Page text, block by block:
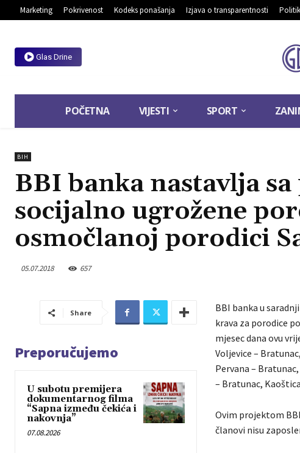
Marketing Pokrivenost Kodeks ponašanja Izjava o transparentnosti
Glas Drine
POČETNA VIJESTI SPORT
BIH
BBI banka nastavlja
socijalno ugrožene
osmočlanoj porodici
05.07.2018 657
Share
Preporučujemo
U subotu premijera
dokumentarnog filma
“Sapna između čekića i
nakovnja”
07.08.2026
BBI banka u
krava za porodice
mjesec dana ovu
Voljevice –
Pervana –
– Bratunac,
Ovim projektom
članovi nisu